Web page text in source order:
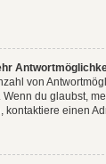
von
du glaubst,
einen